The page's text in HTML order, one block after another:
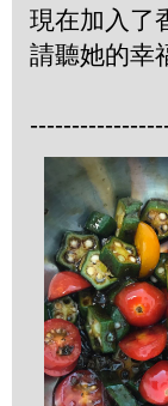
現在加入了
請聽她的幸